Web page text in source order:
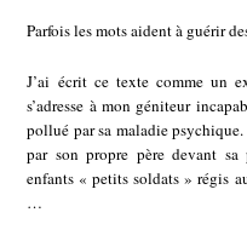
Parfois les mots aident à guérir
J’ai écrit ce texte comme un
s’adresse à mon géniteur
pollué par sa maladie
par son propre père devant sa
enfants « petits soldats » régis
…